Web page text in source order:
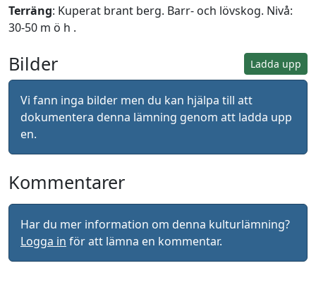
Terräng: Kuperat brant berg. Barr- och lövskog. Nivå:
30-50 m ö h .
Ladda upp
Bilder
Vi fann inga bilder men du kan hjälpa till att
dokumentera denna lämning genom att ladda upp
en.
Kommentarer
Har du mer information om denna kulturlämning?
Logga in för att lämna en kommentar.